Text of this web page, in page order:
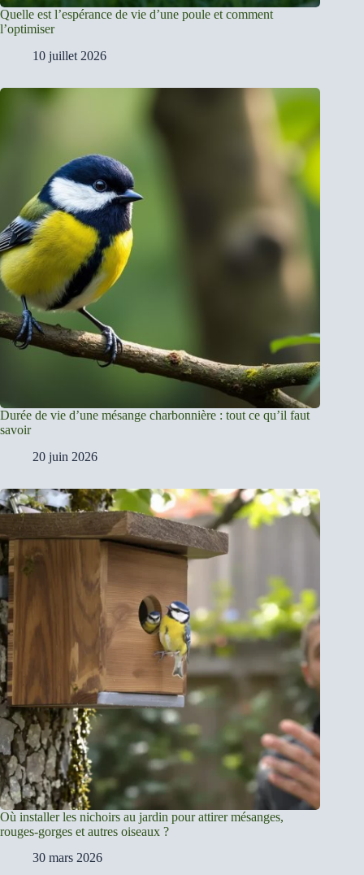
Quelle est l’espérance de vie d’une poule et comment
l’optimiser
10 juillet 2026
Durée de vie d’une mésange charbonnière : tout ce qu’il faut
savoir
20 juin 2026
Où installer les nichoirs au jardin pour attirer mésanges,
rouges-gorges et autres oiseaux ?
30 mars 2026